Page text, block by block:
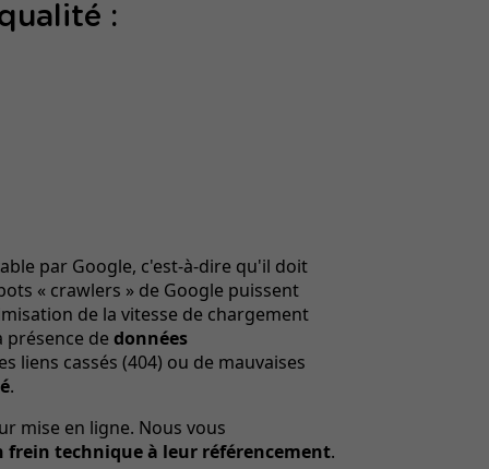
:
par Google, c'est-à-dire qu'il doit
« crawlers » de Google puissent
de la vitesse de chargement
présence dedonnées
liens cassés (404) ou de mauvaises
.
mise en ligne. Nous vous
frein technique à leur référencement.